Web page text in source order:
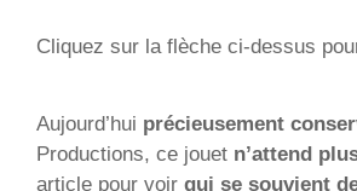
Cliquez sur la flèche ci-dessus
Aujourd’hui précieusement
Productions, ce jouet n’attend
article pour voir qui se souvient